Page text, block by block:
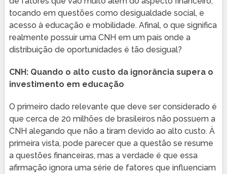
tocando em questões como desigualdade social, e
acesso à educação e mobilidade. Afinal, o que significa
realmente possuir uma CNH em um país onde a
distribuição de oportunidades é tão desigual?
CNH: Quando o alto custo da ignorância supera o
investimento em educação
O primeiro dado relevante que deve ser considerado é
que cerca de 20 milhões de brasileiros não possuem a
CNH alegando que não a tiram devido ao alto custo. À
primeira vista, pode parecer que a questão se resume
a questões financeiras, mas a verdade é que essa
afirmação ignora uma série de fatores que influenciam